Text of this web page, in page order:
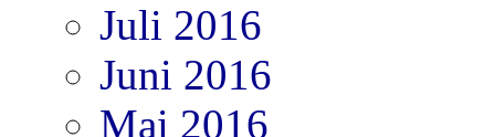
Juli 2016
Juni 2016
Mai 2016